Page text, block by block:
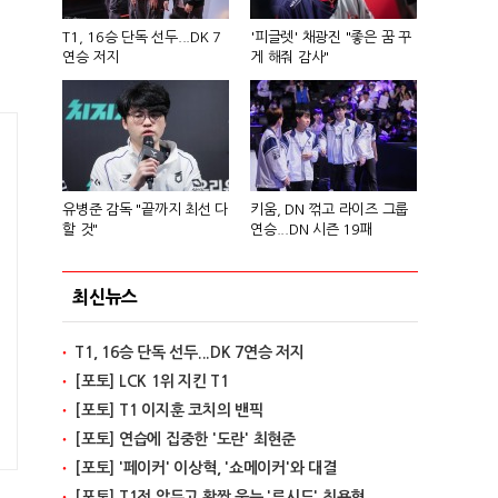
T1, 16승 단독 선두...DK 7
연승 저지
'피글렛' 채광진 "좋은 꿈 꾸
게 해줘 감사"
유병준 감독 "끝까지 최선 다
할 것"
키움, DN 꺾고 라이즈 그룹
연승...DN 시즌 19패
최신뉴스
T1, 16승 단독 선두...DK 7연승 저지
[포토] LCK 1위 지킨 T1
[포토] T1 이지훈 코치의 밴픽
[포토] 연습에 집중한 '도란' 최현준
[포토] '페이커' 이상혁, '쇼메이커'와 대결